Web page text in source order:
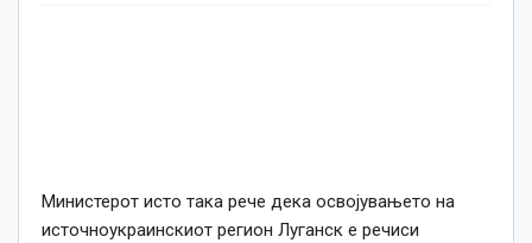
Министерот исто така рече дека освојувањето на
источноукраинскиот регион Луганск е речиси